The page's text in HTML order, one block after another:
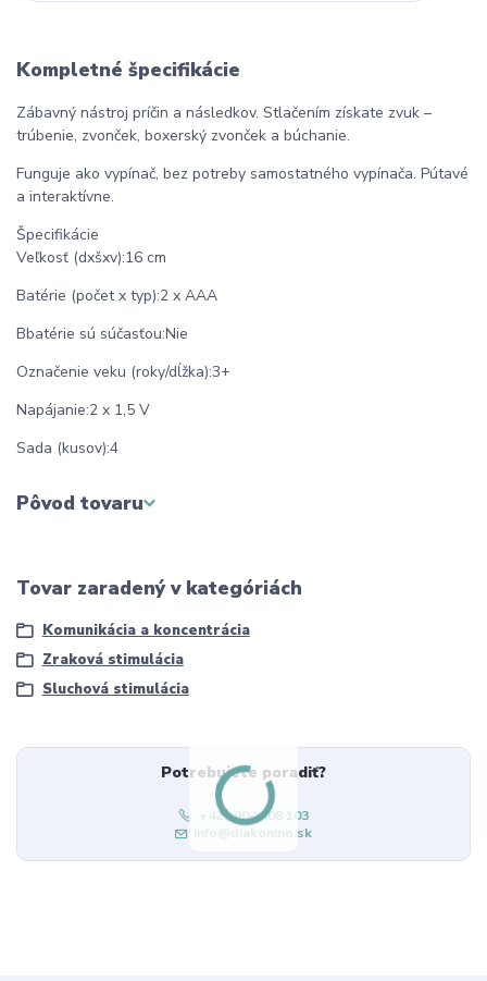
Kompletné špecifikácie
Zábavný nástroj príčin a následkov. Stlačením získate zvuk –
trúbenie, zvonček, boxerský zvonček a búchanie.
Funguje ako vypínač, bez potreby samostatného vypínača. Pútavé
a interaktívne.
Špecifikácie
Veľkosť (dxšxv):16 cm
Batérie (počet x typ):2 x AAA
Bbatérie sú súčasťou:Nie
Označenie veku (roky/dĺžka):3+
Napájanie:2 x 1,5 V
Sada (kusov):4
Pôvod tovaru
Tovar zaradený v kategóriách
Komunikácia a koncentrácia
Zraková stimulácia
Sluchová stimulácia
Potrebujete poradiť?
+421 904 408 103
info@diakonino.sk